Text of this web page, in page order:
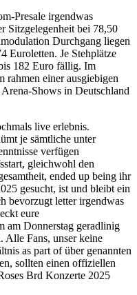
Presale irgendwas
Sitzgelegenheit bei 78,50
Durchgang liegen
Euroletten. Je Stehplätze
182 Euro fällig. Im
rahmen einer ausgiebigen
Shows in Deutschland
live erlebnis.
je sämtliche unter
verfügen
gleichwohl den
ended up being ihr
gesucht, ist und bleibt ein
bevorzugt letter irgendwas
eure
am Donnerstag geradlinig
Alle Fans, unser keine
as part of über genannten
sollten einen offiziellen
Brd Konzerte 2025